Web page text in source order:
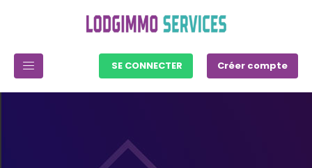
SE CONNECTER Créer compte